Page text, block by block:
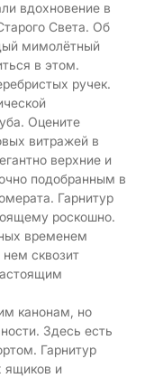
вдохновение в
Света. Об
мимолётный
в этом.
ручек.
Оцените
витражей в
верхние и
подобранным в
Гарнитур
роскошно.
временем
сквозит
канонам, но
Здесь есть
Гарнитур
ящиков и